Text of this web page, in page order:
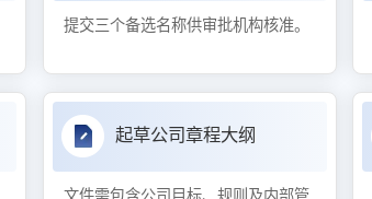
提交三个备选名称供审批机构核准。
起草公司章程大纲